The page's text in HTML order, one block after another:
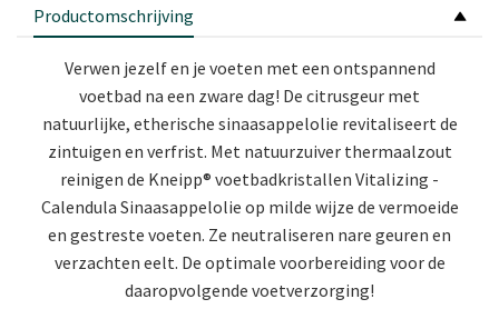
Productomschrijving
Verwen jezelf en je voeten met een ontspannend
voetbad na een zware dag! De citrusgeur met
natuurlijke, etherische sinaasappelolie revitaliseert de
zintuigen en verfrist. Met natuurzuiver thermaalzout
reinigen de Kneipp® voetbadkristallen Vitalizing -
Calendula Sinaasappelolie op milde wijze de vermoeide
en gestreste voeten. Ze neutraliseren nare geuren en
verzachten eelt. De optimale voorbereiding voor de
daaropvolgende voetverzorging!